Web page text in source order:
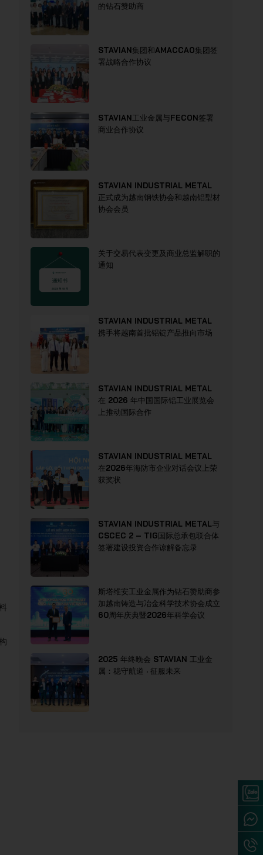
的钻石赞助商
STAVIAN集团和AMACCAO集团签
署战略合作协议
STAVIAN工业金属与FECON签署
商业合作协议
STAVIAN INDUSTRIAL METAL
正式成为越南钢铁协会和越南铝型材
协会会员
关于交易代表变更及商业总监解职的
通知
STAVIAN INDUSTRIAL METAL
携手将越南首批铝锭产品推向市场
STAVIAN INDUSTRIAL METAL
在 2026 年中国国际铝工业展览会
上推动国际合作
STAVIAN INDUSTRIAL METAL
在2026年海防市企业对话会议上荣
获奖状
STAVIAN INDUSTRIAL METAL与
CSCEC 2 – TIG国际总承包联合体
签署建设投资合作谅解备忘录
斯塔维安工业金属作为钻石赞助商参
加越南铸造与冶金科学技术协会成立
60周年庆典暨2026年科学会议
2025 年终晚会 STAVIAN 工业金
属：稳守航道 · 征服未来